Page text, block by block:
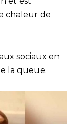
chaleur de
sociaux en
la queue.